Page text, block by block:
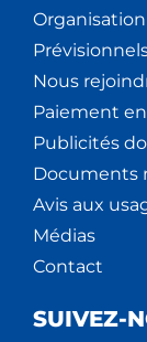
Organisation
Nous
Paiement
Publicités
Documents
Avis aux
Médias
Contact
SUIVEZ-